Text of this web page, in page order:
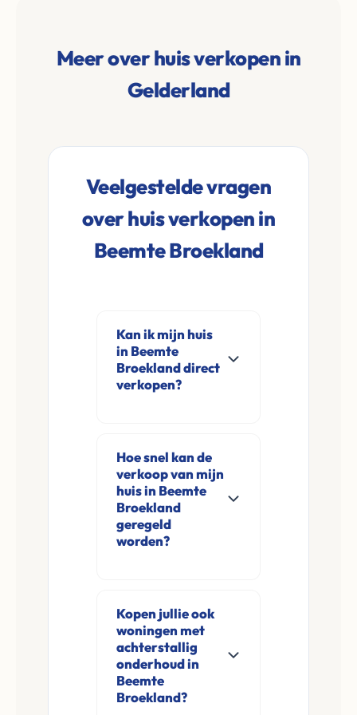
Meer over huis verkopen in
Gelderland
Veelgestelde vragen
over huis verkopen in
Beemte Broekland
Kan ik mijn huis
in Beemte
Broekland direct
verkopen?
direct aan in Beemte
Broekland en
omgeving. U
verkoopt
rechtstreeks aan ons
en zonder
makelaarskosten.
Hoe snel kan de
verkoop van mijn
huis in Beemte
Broekland
geregeld
worden?
aanvraag en
eventuele korte
opname al binnen 24
tot 48 uur een
concreet voorstel.
Kopen jullie ook
woningen met
achterstallig
onderhoud in
Beemte
Broekland?